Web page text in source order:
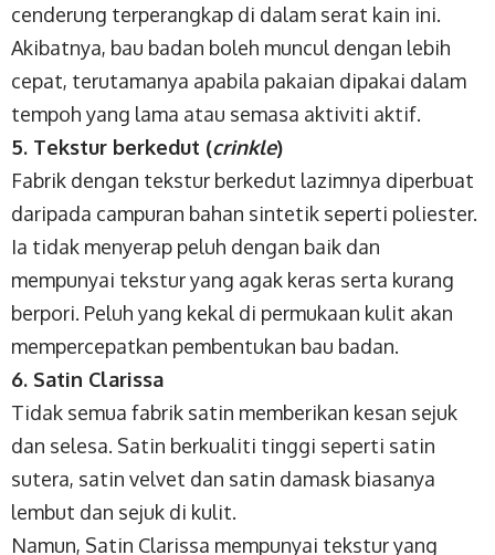
cenderung terperangkap di dalam serat kain ini.
Akibatnya, bau badan boleh muncul dengan lebih
cepat, terutamanya apabila pakaian dipakai dalam
tempoh yang lama atau semasa aktiviti aktif.
5. Tekstur berkedut (crinkle)
Fabrik dengan tekstur berkedut lazimnya diperbuat
daripada campuran bahan sintetik seperti poliester.
Ia tidak menyerap peluh dengan baik dan
mempunyai tekstur yang agak keras serta kurang
berpori. Peluh yang kekal di permukaan kulit akan
mempercepatkan pembentukan bau badan.
6. Satin Clarissa
Tidak semua fabrik satin memberikan kesan sejuk
dan selesa. Satin berkualiti tinggi seperti satin
sutera, satin velvet dan satin damask biasanya
lembut dan sejuk di kulit.
Namun, Satin Clarissa mempunyai tekstur yang